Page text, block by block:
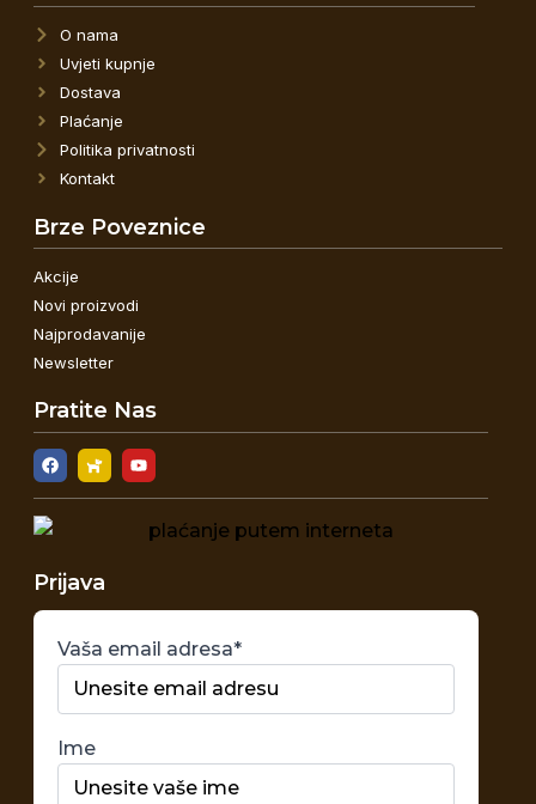
O nama
Uvjeti kupnje
Dostava
Plaćanje
Politika privatnosti
Kontakt
Brze Poveznice
Akcije
Novi proizvodi
Najprodavanije
Newsletter
Pratite Nas
Prijava
Vaša email adresa*
Ime